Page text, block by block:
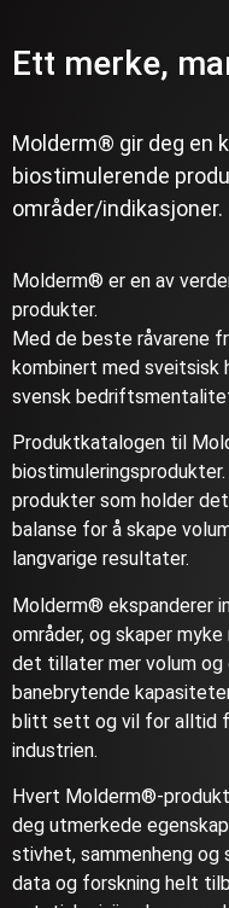
Ett merke,
Molderm® gir deg en
biostimulerende
områder/indikasjoner.
Molderm® er en av
produkter.
Med de beste råvarene
kombinert med sveitsisk
svensk
Produktkatalogen til
produkter som holder
balanse for å skape
langvarige resultater.
Molderm® ekspanderer
områder, og skaper
det tillater mer volum og
banebrytende
blitt sett og vil for alltid
industrien.
Hvert Molderm®-
deg utmerkede
stivhet, sammenheng og
data og forskning helt